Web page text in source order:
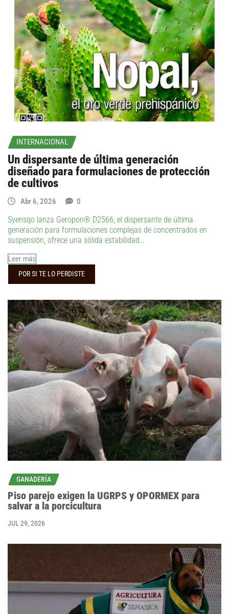
INTERNACIONAL
Un dispersante de última generación
diseñado para formulaciones de protección
de cultivos
Abr 6, 2026 0
Syensqo lanza Geropon® D2566, el dispersante de última
generación para formulaciones complejas de concentrados en
suspensión, ofrece una sólida estabilidad…
Leer más
POR SI TE LO PERDISTE
GANADERÍA
Piso parejo exigen la UGRPS y OPORMEX para
salvar a la porcicultura
JUL 29, 2026